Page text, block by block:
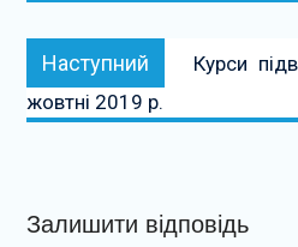
Наступний Наступний:
Курси
жовтні 2019 р.
Залишити відповідь